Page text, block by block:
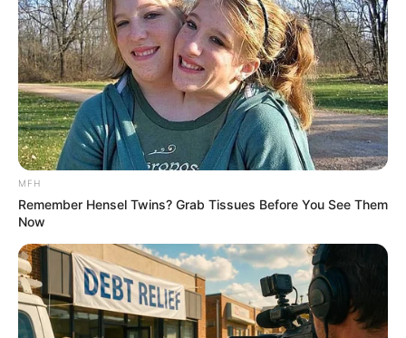
Neuropathy Has Linked To A Common Habit. Do
You Do It?
NERVE FLOW
MFH
Remember Hensel Twins? Grab Tissues Before You See Them
Now